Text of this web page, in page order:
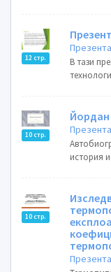
12 стр.
В тази
10 стр.
история
10 стр.